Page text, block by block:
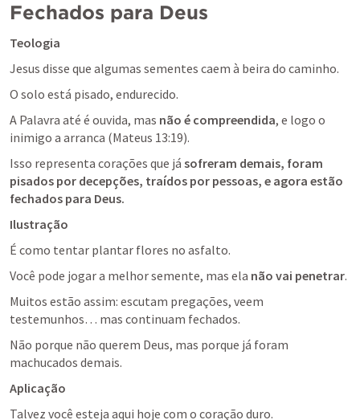
Fechados para Deus
Teologia
Jesus disse que algumas sementes caem à beira do caminho.
O solo está pisado, endurecido.
A Palavra até é ouvida, mas não é compreendida, e logo o
inimigo a arranca (Mateus 13:19).
Isso representa corações que já sofreram demais, foram
pisados por decepções, traídos por pessoas, e agora estão
fechados para Deus.
Ilustração
É como tentar plantar flores no asfalto.
Você pode jogar a melhor semente, mas ela não vai penetrar.
Muitos estão assim: escutam pregações, veem
testemunhos… mas continuam fechados.
Não porque não querem Deus, mas porque já foram
machucados demais.
Aplicação
Talvez você esteja aqui hoje com o coração duro.